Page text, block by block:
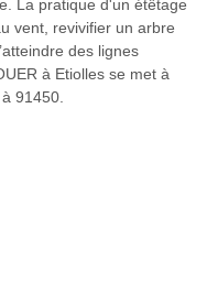
La pratique d'un étêtage
vent, revivifier un arbre
des lignes
à Etiolles se met à
91450.